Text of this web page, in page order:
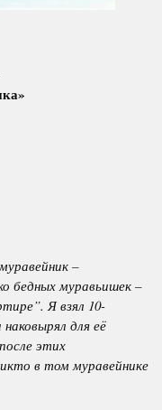
–
бедных муравьишек –
Я взял 10-
для её
этих
в том муравейнике